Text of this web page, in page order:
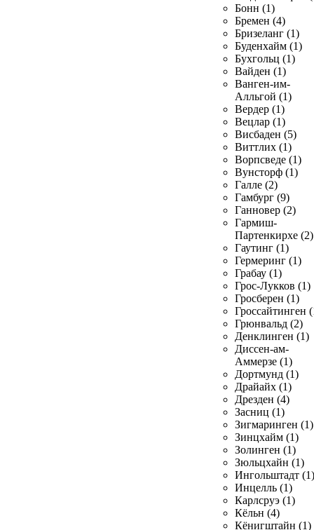
Бонн (1)
Бремен (4)
Бризеланг (1)
Буденхайм (1)
Бухгольц (1)
Вайден (1)
Ванген-им-
Алльгой (1)
Вердер (1)
Вецлар (1)
Висбаден (5)
Виттлих (1)
Ворпсведе (1)
Вунсторф (1)
Галле (2)
Гамбург (9)
Ганновер (2)
Гармиш-
Партенкирхе (2)
Гаутинг (1)
Гермеринг (1)
Грабау (1)
Грос-Лукков (1)
Гросберен (1)
Гроссайтинген
Грюнвальд (2)
Денклинген (1)
Диссен-ам-
Аммерзе (1)
Дортмунд (1)
Драйайх (1)
Дрезден (4)
Засниц (1)
Зигмаринген (1)
Зинцхайм (1)
Золинген (1)
Зюльцхайн (1)
Ингольштадт (1)
Инцелль (1)
Карлсруэ (1)
Кёльн (4)
Кёнигштайн (1)